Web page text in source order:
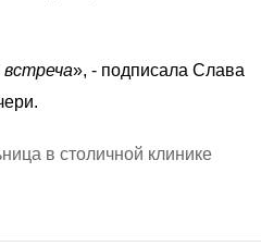
», - подписала Слава
в столичной клинике